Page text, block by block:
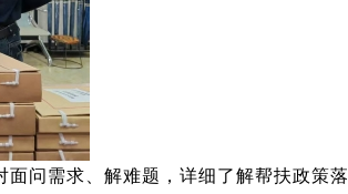
问需求、解难题，详细了解帮扶政策落